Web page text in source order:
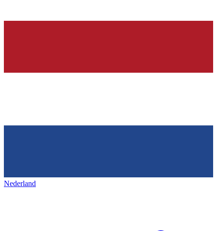
Nederland